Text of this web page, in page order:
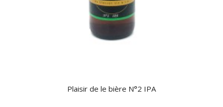
Plaisir de le bière N°2 IPA